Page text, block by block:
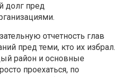
долг пред
отчетность глав
пред теми, кто их избрал.
район и основные
проехаться, по